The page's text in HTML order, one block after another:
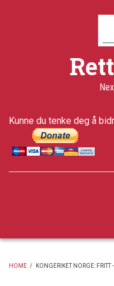
Kunne du tenke deg å
HOME / KONGERIKET NORGE: FRITT